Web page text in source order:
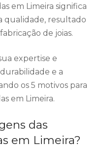
em Limeira significa
qualidade, resultado
de joias.
expertise e
e a
os 5 motivos para
em Limeira.
das
em Limeira?